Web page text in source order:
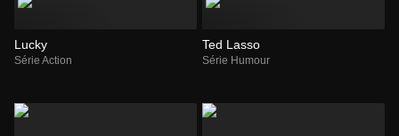
Lucky
Série Action
Ted Lasso
Série Humour